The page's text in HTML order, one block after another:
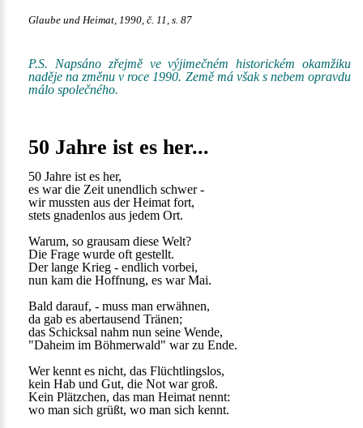
Glaube und Heimat, 1990, č. 11, s. 87
P.S. Napsáno zřejmě ve výjimečném historickém okamžiku
naděje na změnu v roce 1990. Země má však s nebem opravdu
málo společného.
50 Jahre ist es her...
50 Jahre ist es her,
es war die Zeit unendlich schwer -
wir mussten aus der Heimat fort,
stets gnadenlos aus jedem Ort.
Warum, so grausam diese Welt?
Die Frage wurde oft gestellt.
Der lange Krieg - endlich vorbei,
nun kam die Hoffnung, es war Mai.
Bald darauf, - muss man erwähnen,
da gab es abertausend Tränen;
das Schicksal nahm nun seine Wende,
"Daheim im Böhmerwald" war zu Ende.
Wer kennt es nicht, das Flüchtlingslos,
kein Hab und Gut, die Not war groß.
Kein Plätzchen, das man Heimat nennt:
wo man sich grüßt, wo man sich kennt.